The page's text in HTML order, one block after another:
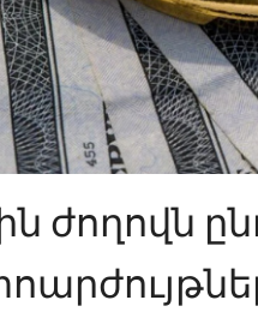
ժողովն